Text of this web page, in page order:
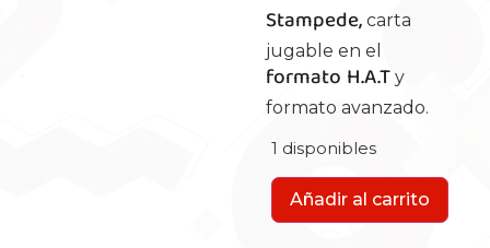
Stampede, carta
jugable en el
formato H.A.T y
formato avanzado.
1 disponibles
Añadir al carrito